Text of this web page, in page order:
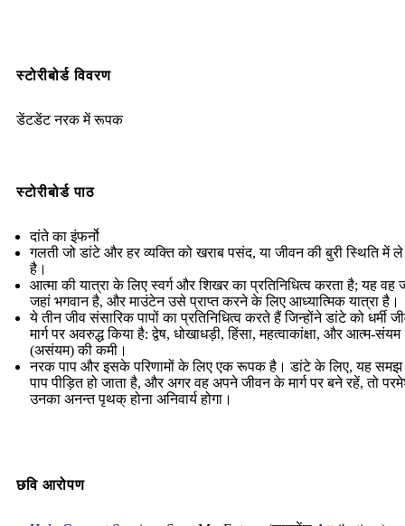
स्टोरीबोर्ड विवरण
डेंटडेंट नरक में रूपक
स्टोरीबोर्ड पाठ
दांते का इंफर्नो
गलती जो डांटे और हर व्यक्ति को खराब पसंद, या जीवन की बुरी स्थिति में ले
है।
आत्मा की यात्रा के लिए स्वर्ग और शिखर का प्रतिनिधित्व करता है; यह वह
जहां भगवान है, और माउंटेन उसे प्राप्त करने के लिए आध्यात्मिक यात्रा है।
ये तीन जीव संसारिक पापों का प्रतिनिधित्व करते हैं जिन्होंने डांटे को धर्मी
मार्ग पर अवरुद्ध किया है: द्वेष, धोखाधड़ी, हिंसा, महत्वाकांक्षा, और आत्म-संयम
(असंयम) की कमी।
नरक पाप और इसके परिणामों के लिए एक रूपक है। डांटे के लिए, यह समझ
पाप पीड़ित हो जाता है, और अगर वह अपने जीवन के मार्ग पर बने रहें, तो
उनका अनन्त पृथक् होना अनिवार्य होगा।
छवि आरोपण